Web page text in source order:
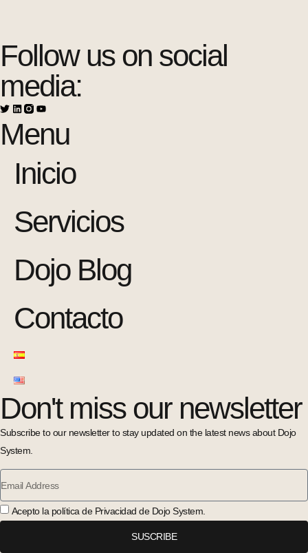
Follow us on social
media:
Menu
Inicio
Servicios
Dojo Blog
Contacto
Don't miss our newsletter
Subscribe to our newsletter to stay updated on the latest news about Dojo
System.
Acepto la política de Privacidad de Dojo System.
SUSCRIBE